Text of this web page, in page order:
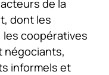
de la
dont les
coopératives
négociants,
informels et